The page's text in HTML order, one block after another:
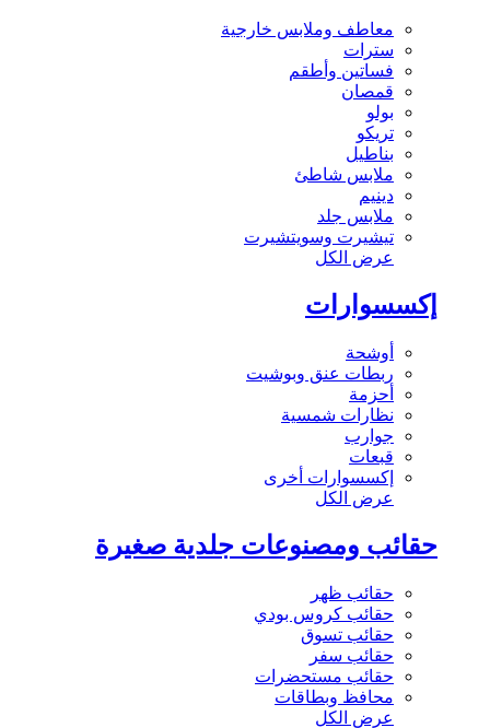
معاطف وملابس خارجية
سترات
فساتين وأطقم
قمصان
بولو
تريكو
بناطيل
ملابس شاطئ
دينيم
ملابس جلد
تيشيرت وسويتشيرت
عرض الكل
إكسسوارات
أوشحة
ربطات عنق وبوشيت
أحزمة
نظارات شمسية
جوارب
قبعات
إكسسوارات أخرى
عرض الكل
حقائب ومصنوعات جلدية صغيرة
حقائب ظهر
حقائب كروس بودي
حقائب تسوق
حقائب سفر
حقائب مستحضرات
محافظ وبطاقات
عرض الكل